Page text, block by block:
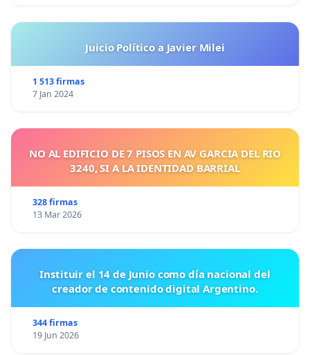
Juicio Político a Javier Milei
1 513 firmas
7 Jan 2024
NO AL EDIFICIO DE 7 PISOS EN AV GARCIA DEL RIO
3240, SI A LA IDENTIDAD BARRIAL
328 firmas
13 Mar 2026
Instituir el 14 de Junio como día nacional del
creador de contenido digital Argentino.
344 firmas
19 Jun 2026